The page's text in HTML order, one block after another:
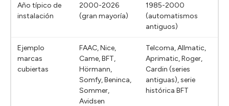
Año típico de
instalación
2000-2026
(gran mayoría)
1985-2000
(automatismos
antiguos)
Ejemplo
marcas
cubiertas
FAAC, Nice,
Came, BFT,
Hörmann,
Somfy, Beninca,
Sommer,
Avidsen
Telcoma, Allmatic,
Aprimatic, Roger,
Cardin (series
antiguas), serie
histórica BFT